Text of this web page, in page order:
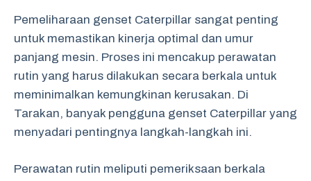
Pemeliharaan genset Caterpillar sangat penting
untuk memastikan kinerja optimal dan umur
panjang mesin. Proses ini mencakup perawatan
rutin yang harus dilakukan secara berkala untuk
meminimalkan kemungkinan kerusakan. Di
Tarakan, banyak pengguna genset Caterpillar yang
menyadari pentingnya langkah-langkah ini.
Perawatan rutin meliputi pemeriksaan berkala